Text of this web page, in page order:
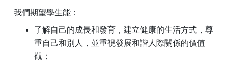
我們期望學生能：
了解自己的成長和發育，建立健康的生活方式，尊
重自己和別人，並重視發展和諧人際關係的價值
觀；